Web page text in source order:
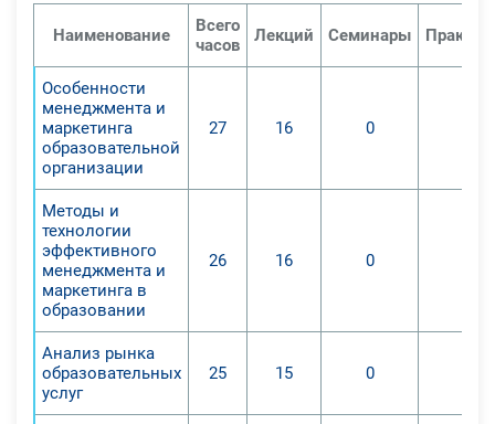
-Использование знаний,
полученных в данной программе,
позволяет добиться улучшения
образования.
Наименование
Всего
часов
Лекций Семинары
Особенности
менеджмента и
маркетинга
образовательной
организации
27 16 0
Методы и
технологии
эффективного
менеджмента и
маркетинга в
образовании
26 16 0
Анализ рынка
образовательных
услуг
25 15 0